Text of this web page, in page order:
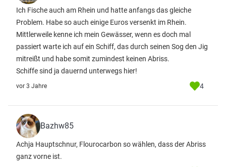
Ich Fische auch am Rhein und hatte anfangs das gleiche
Problem. Habe so auch einige Euros versenkt im Rhein.
Mittlerweile kenne ich mein Gewässer, wenn es doch mal
passiert warte ich auf ein Schiff, das durch seinen Sog den Jig
mitreißt und habe somit zumindest keinen Abriss.
Schiffe sind ja dauernd unterwegs hier!
vor 3 Jahre 4
Bazhw85
Achja Hauptschnur, Flourocarbon so wählen, dass der Abriss
ganz vorne ist.